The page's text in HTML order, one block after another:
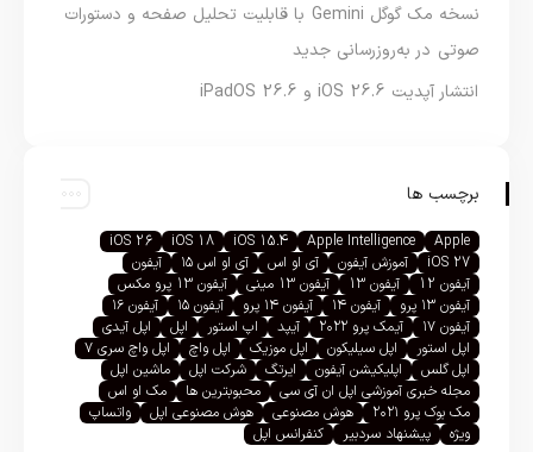
نسخه مک گوگل Gemini با قابلیت تحلیل صفحه و دستورات
صوتی در به‌روزرسانی جدید
انتشار آپدیت iOS 26.6 و iPadOS 26.6
برچسب ها
Apple
Apple Intelligence
iOS 15.4
iOS 18
iOS 26
iOS 27
آموزش آیفون آی او اس آی او اس ۱۵
آیفون
آیفون 12
آیفون 13 آیفون 13 مینی
آیفون 13 پرو مکس
آیفون ۱۳ پرو
آیفون ۱۴ آیفون ۱۴ پرو آیفون ۱۵
آیفون ۱۶
آیفون ۱۷
آیمک پرو ۲۰۲۲ آیپد اپ استور اپل
اپل آیدی
اپل استور
اپل سیلیکون اپل موزیک اپل واچ
اپل واچ سری ۷
اپل گلس
اپلیکیشن آیفون ایرتگ شرکت اپل
ماشین اپل
مجله خبری آموزشی اپل ان آی سی
محبوبترین ها
مک او اس
مک بوک پرو ۲۰۲۱
هوش مصنوعی هوش مصنوعی اپل
واتساپ
ویژه
پیشنهاد سردبیر کنفرانس اپل